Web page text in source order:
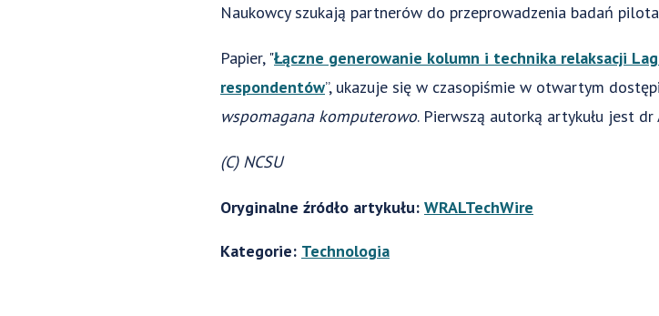
Naukowcy szukają partnerów do przeprowadzenia badań
Papier, "Łączne generowanie kolumn i technika relaksacji
respondentów”, ukazuje się w czasopiśmie w otwartym
wspomagana komputerowo. Pierwszą autorką artykułu jest
(C) NCSU
Oryginalne źródło artykułu: WRALTechWire
Kategorie: Technologia